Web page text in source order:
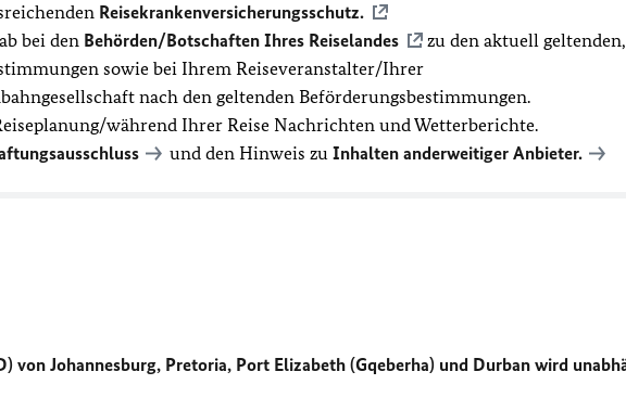
Reisekrankenversicherungsschutz.
bei den Behörden/Botschaften Ihres Reiselandes
zu den aktuell geltenden,
sowie bei Ihrem Reiseveranstalter/Ihrer
nach den geltenden Beförderungsbestimmungen.
während Ihrer Reise Nachrichten und Wetterberichte.
und den Hinweis zu Inhalten anderweitiger Anbieter.
von Johannesburg, Pretoria, Port Elizabeth (Gqeberha) und Durban wird